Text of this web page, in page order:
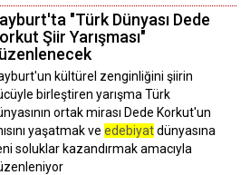
"Türk Dünyası Dede
Şiir Yarışması"
kültürel zenginliğini şiirin
birleştiren yarışma Türk
ortak mirası Dede Korkut'un
yaşatmak ve edebiyatdünyasına
soluklar kazandırmak amacıyla